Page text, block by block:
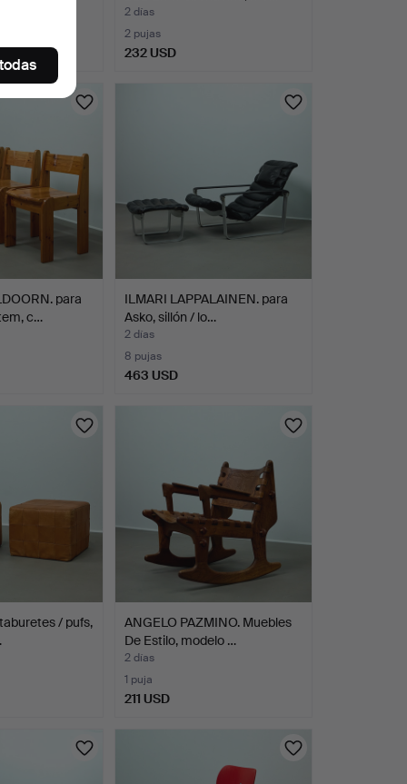
2 días
2 pujas
232 USD
para
c…
ILMARI LAPPALAINEN. para
Asko, sillón / lo…
2 días
8 pujas
463 USD
/ pufs,
ANGELO PAZMINO. Muebles
De Estilo, modelo …
2 días
1 puja
211 USD